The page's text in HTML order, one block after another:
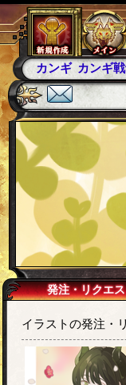
カンギ カンギ
発注・リクエ
イラストの発注・